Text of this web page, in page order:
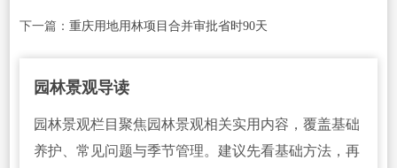
下一篇： 重庆用地用林项目合并审批省时90天
园林景观导读
园林景观栏目聚焦园林景观相关实用内容，覆盖基础
养护、常见问题与季节管理。建议先看基础方法，再